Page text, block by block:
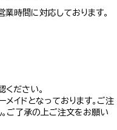
時間に対応しております。
ください。
イドとなっております。ご注
ご了承の上ご注文をお願い